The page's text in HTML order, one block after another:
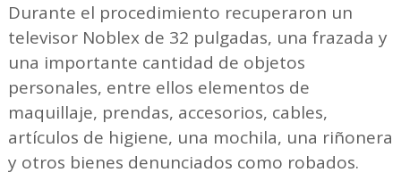
Durante el procedimiento recuperaron un
televisor Noblex de 32 pulgadas, una frazada y
una importante cantidad de objetos
personales, entre ellos elementos de
maquillaje, prendas, accesorios, cables,
artículos de higiene, una mochila, una riñonera
y otros bienes denunciados como robados.